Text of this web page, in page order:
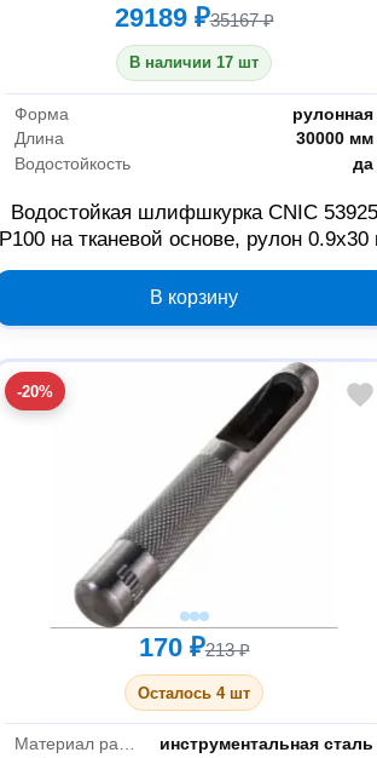
29189 ₽35167 ₽
В наличии 17 шт
Форма
рулонная
Длина
30000 мм
Водостойкость
да
Водостойкая шлифшкурка CNIC 53925
P100 на тканевой основе, рулон 0.9х30
В корзину
-20%
170 ₽213 ₽
Осталось 4 шт
Материал рабочей части
инструментальная сталь